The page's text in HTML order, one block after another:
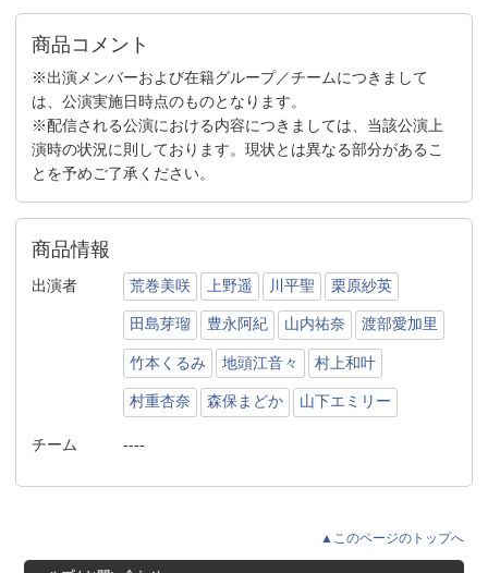
商品コメント
※出演メンバーおよび在籍グループ／チームにつきまして
は、公演実施日時点のものとなります。
※配信される公演における内容につきましては、当該公演上
演時の状況に則しております。現状とは異なる部分があるこ
とを予めご了承ください。
商品情報
出演者 荒巻美咲 上野遥 川平聖 栗原紗英
田島芽瑠 豊永阿紀 山内祐奈 渡部愛加里
竹本くるみ 地頭江音々 村上和叶
村重杏奈 森保まどか 山下エミリー
チーム ----
▲このページのトップへ